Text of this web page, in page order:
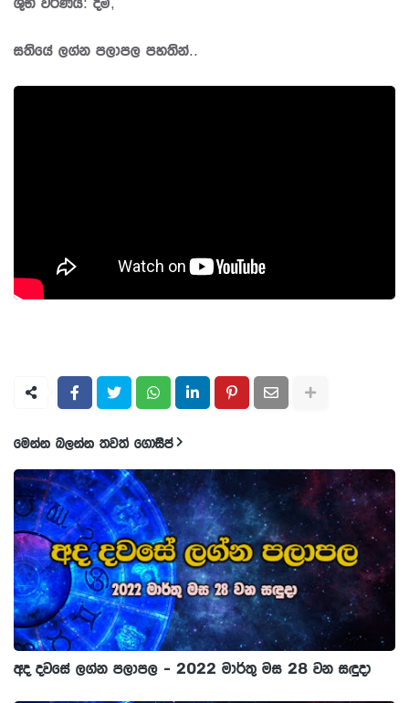
සතියේ ලග්න පලාපල පහතින්..
මෙන්න බලන්න තවත් ගොසිප්
අද දවසේ ලග්න පලාපල - 2022 මාර්තු මස 28 වන සඳුදා